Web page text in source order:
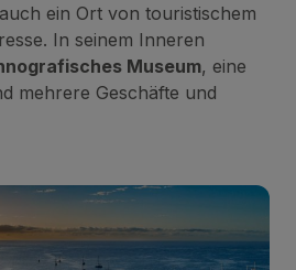
ein Ort von touristischem
In seinem Inneren
Museum, eine
mehrere Geschäfte und